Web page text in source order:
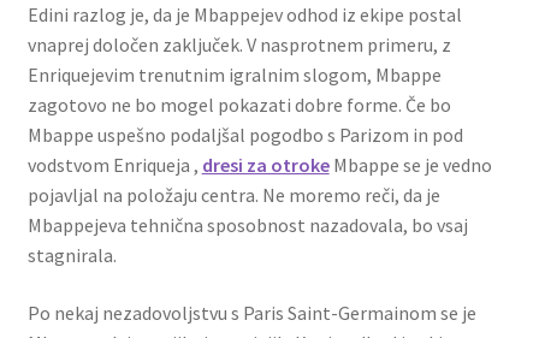
Edini razlog je, da je Mbappejev odhod iz ekipe postal
vnaprej določen zaključek. V nasprotnem primeru, z
Enriquejevim trenutnim igralnim slogom, Mbappe
zagotovo ne bo mogel pokazati dobre forme. Če bo
Mbappe uspešno podaljšal pogodbo s Parizom in pod
vodstvom Enriqueja , dresi za otrokeMbappe se je vedno
pojavljal na položaju centra. Ne moremo reči, da je
Mbappejeva tehnična sposobnost nazadovala, bo vsaj
stagnirala.
Po nekaj nezadovoljstvu s Paris Saint-Germainom se je